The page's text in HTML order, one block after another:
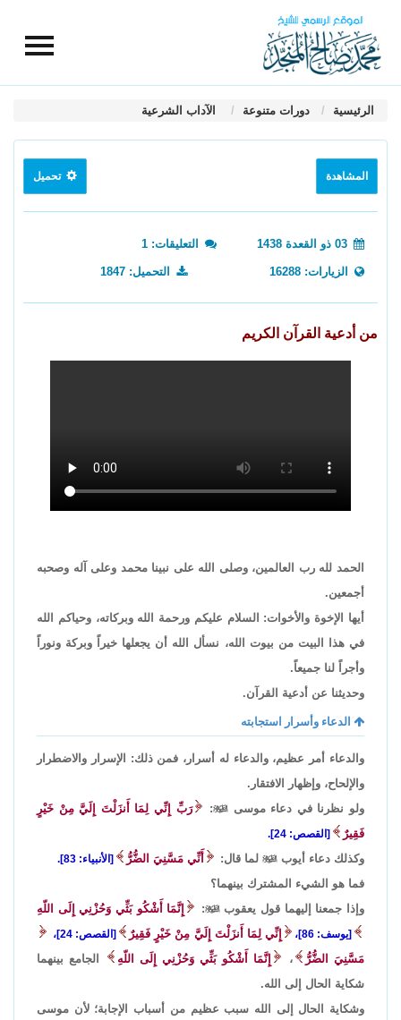
الرئيسية دورات متنوعة الآداب الشرعية
المشاهدة تحميل
التعليقات: 1
الزيارات: 16288 التحميل: 1847
من أدعية القرآن الكريم
الحمد لله رب العالمين، وصلى الله على نبينا محمد وعلى آله وصحبه
أجمعين.
أيها الإخوة والأخوات: السلام عليكم ورحمة الله وبركاته، وحياكم الله
في هذا البيت من بيوت الله، نسأل الله أن يجعلها خيراً وبركة ونوراً
وأجراً لنا جميعاً.
وحديثنا عن أدعية القرآن.
الدعاء وأسرار استجابته
والدعاء أمر عظيم، والدعاء له أسرار، فمن ذلك: الإسرار والاضطرار
والإلحاح، وإظهار الافتقار.
ولو نظرنا في دعاء موسى 
:
رَبِّ إِنِّي لِمَا أَنزَلْتَ إِلَيَّ مِنْ خَيْرٍ
فَقِيرٌ
[القصص: 24].
وكذلك دعاء أيوب  لما قال: أَنِّي مَسَّنِيَ الضُّرُّ [الأنبياء: 83].
فما هو الشيء المشترك بينهما؟
وإذا جمعنا إليهما قول يعقوب
: إِنَّمَا أَشْكُو بَثِّي وَحُزْنِي إِلَى اللّهِ
[يوسف: 86]، إِنِّي لِمَا أَنزَلْتَ إِلَيَّ مِنْ خَيْرٍ فَقِيرٌ [القصص: 24]،
مَسَّنِيَ الضُّرُّ ، إِنَّمَا أَشْكُو بَثِّي وَحُزْنِي إِلَى اللّهِ
الجامع بينهما
شكاية الحال إلى الله.
وشكاية الحال إلى الله سبب عظيم من أسباب الإجابة؛ لأن موسى